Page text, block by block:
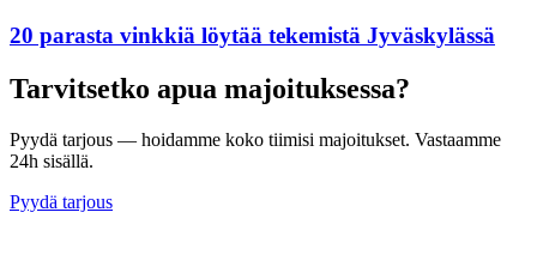
20 parasta vinkkiä löytää tekemistä Jyväskylässä
Tarvitsetko apua majoituksessa?
Pyydä tarjous — hoidamme koko tiimisi majoitukset. Vastaamme
24h sisällä.
Pyydä tarjous